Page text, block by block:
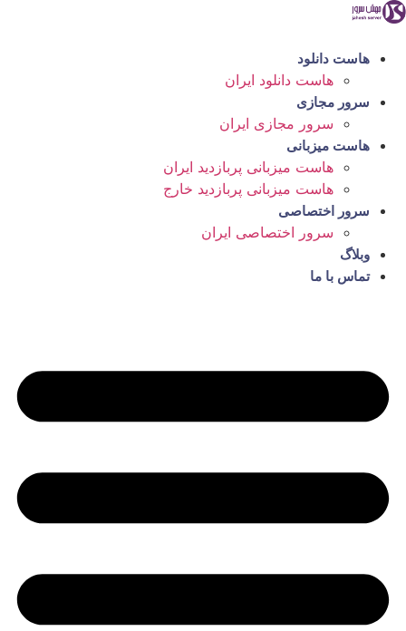
پرش
محتوا
هاست دانلود
هاست دانلود ایران
سرور مجازی
سرور مجازی ایران
هاست میزبانی
هاست میزبانی پربازدید ایران
هاست میزبانی پربازدید خارج
سرور اختصاصی
سرور اختصاصی ایران
وبلاگ
تماس با ما